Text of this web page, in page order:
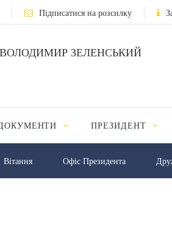
Підписатися на розсилку
ВОЛОДИМИР ЗЕЛЕНСЬКИЙ
ПРЕЗИДЕНТ
Вiтання Офіс Президента